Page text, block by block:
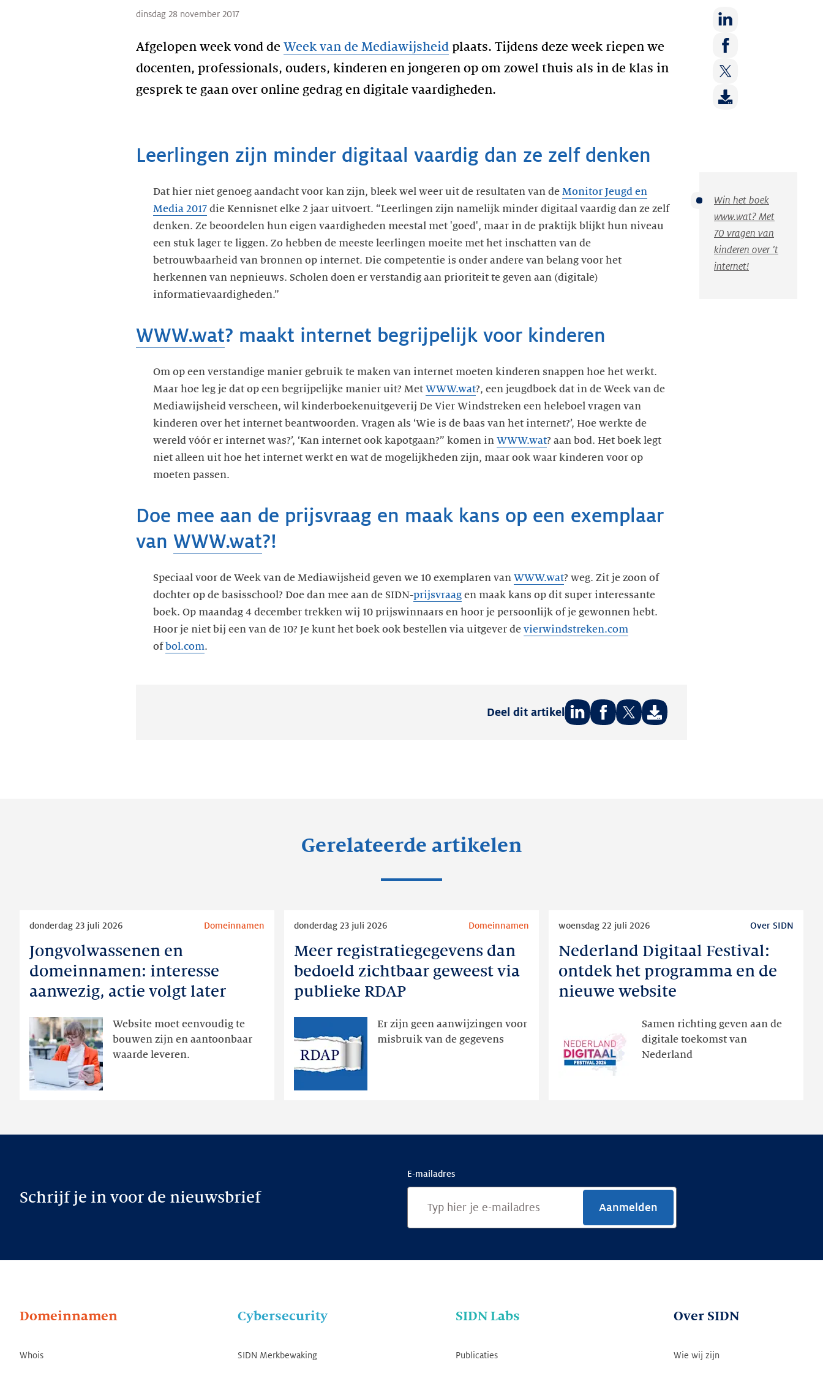
dinsdag 28 november 2017
Afgelopen week vond de Week van de Mediawijsheid plaats. Tijdens deze week riepen we
docenten, professionals, ouders, kinderen en jongeren op om zowel thuis als in de klas in
gesprek te gaan over online gedrag en digitale vaardigheden.
Deel
op:
LinkedIn
Deel
Facebook
Deel
op:
Win het boek
www.wat? Met
70 vragen van
kinderen over ’t
internet!
Leerlingen zijn minder digitaal vaardig dan ze zelf denken
Dat hier niet genoeg aandacht voor kan zijn, bleek wel weer uit de resultaten van de Monitor Jeugd en
Media 2017 die Kennisnet elke 2 jaar uitvoert. “Leerlingen zijn namelijk minder digitaal vaardig dan ze zelf
denken. Ze beoordelen hun eigen vaardigheden meestal met 'goed', maar in de praktijk blijkt hun niveau
een stuk lager te liggen. Zo hebben de meeste leerlingen moeite met het inschatten van de
betrouwbaarheid van bronnen op internet. Die competentie is onder andere van belang voor het
herkennen van nepnieuws. Scholen doen er verstandig aan prioriteit te geven aan (digitale)
informatievaardigheden.”
WWW.wat? maakt internet begrijpelijk voor kinderen
Om op een verstandige manier gebruik te maken van internet moeten kinderen snappen hoe het werkt.
Maar hoe leg je dat op een begrijpelijke manier uit? Met WWW.wat?, een jeugdboek dat in de Week van de
Mediawijsheid verscheen, wil kinderboekenuitgeverij De Vier Windstreken een heleboel vragen van
kinderen over het internet beantwoorden. Vragen als ‘Wie is de baas van het internet?’, Hoe werkte de
wereld vóór er internet was?’, ‘Kan internet ook kapotgaan?” komen in WWW.wat? aan bod. Het boek legt
niet alleen uit hoe het internet werkt en wat de mogelijkheden zijn, maar ook waar kinderen voor op
moeten passen.
Doe mee aan de prijsvraag en maak kans op een exemplaar
van WWW.wat?!
Speciaal voor de Week van de Mediawijsheid geven we 10 exemplaren van WWW.wat? weg. Zit je zoon of
dochter op de basisschool? Doe dan mee aan de SIDN-prijsvraag en maak kans op dit super interessante
boek. Op maandag 4 december trekken wij 10 prijswinnaars en hoor je persoonlijk of je gewonnen hebt.
Hoor je niet bij een van de 10? Je kunt het boek ook bestellen via uitgever de vierwindstreken.com
ofbol.com.
Deel dit artikel
Gerelateerde artikelen
Jongvolwassenen en
domeinnamen: interesse
aanwezig, actie volgt later
donderdag 23 juli 2026 Domeinnamen
Website moet eenvoudig te
bouwen zijn en aantoonbaar
waarde leveren.
Jongvolwassenen
domeinnamen:
interesse
volgt
later
Meer registratiegegevens dan
bedoeld zichtbaar geweest via
publieke RDAP
donderdag 23 juli 2026 Domeinnamen
Er zijn geen aanwijzingen voor
misbruik van de gegevens
Meer
registratiegegevens
dan
bedoeld
via
publieke
RDAP
Nederland Digitaal Festival:
ontdek het programma en de
nieuwe website
woensdag 22 juli 2026 Over SIDN
Samen richting geven aan de
digitale toekomst van
Nederland
Nederland
Festival:
ontdek
Schrijf je in voor de nieuwsbrief
E-mailadres
Aanmelden
Domeinnamen
Whois
Cybersecurity
SIDN Merkbewaking
SIDN Labs
Publicaties
Over SIDN
Wie wij zijn